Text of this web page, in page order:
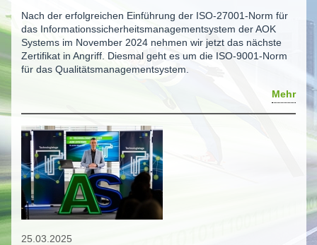
Nach der erfolgreichen Einführung der ISO-27001-Norm für
das Informationssicherheitsmanagementsystem der AOK
Systems im November 2024 nehmen wir jetzt das nächste
Zertifikat in Angriff. Diesmal geht es um die ISO-9001-Norm
für das Qualitätsmanagementsystem.
Mehr
25.03.2025